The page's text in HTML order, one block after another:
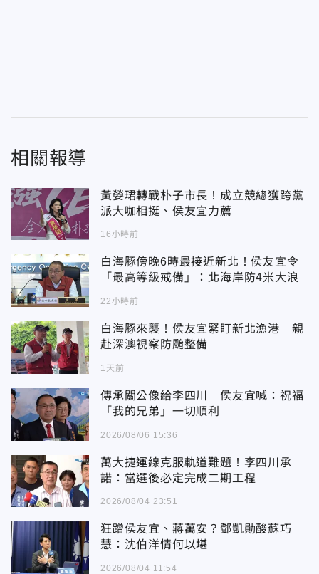
相關報導
黃嫈珺轉戰朴子市長！成立競總獲跨黨
派大咖相挺、侯友宜力薦
16小時前
白海豚傍晚6時最接近新北！侯友宜令
「最高等級戒備」：北海岸防4米大浪
22小時前
白海豚來襲！侯友宜緊盯新北漁港 親
赴深澳視察防颱整備
1天前
傳承關公像給李四川 侯友宜喊：祝福
「我的兄弟」一切順利
2026/08/06 15:36
萬大捷運線克服軌道難題！李四川承
諾：當選後必定完成二期工程
2026/08/04 23:51
狂蹭侯友宜、蔣萬安？鄧凱勛酸蘇巧
慧：沈伯洋情何以堪
2026/08/04 11:54